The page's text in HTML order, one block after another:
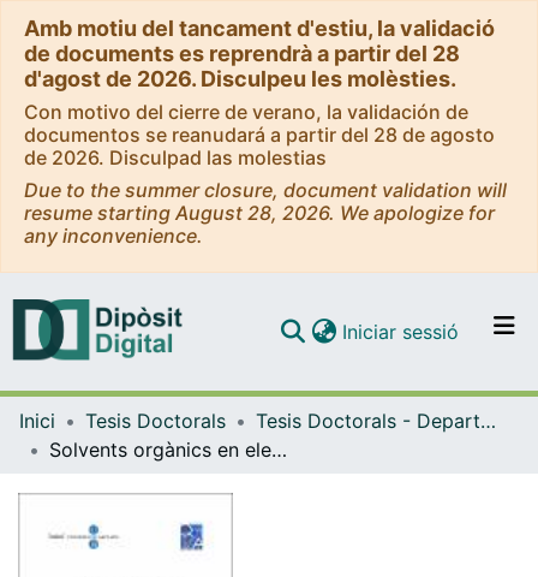
Amb motiu del tancament d'estiu, la validació
de documents es reprendrà a partir del 28
d'agost de 2026. Disculpeu les molèsties.
Con motivo del cierre de verano, la validación de
documentos se reanudará a partir del 28 de agosto
de 2026. Disculpad las molestias
Due to the summer closure, document validation will
resume starting August 28, 2026. We apologize for
any inconvenience.
Navega per tot el DD
Iniciar sessió (current)
Inici Tesis Doctorals
Tesis Doctorals - Departament - Química Analítica
Solvents orgànics en electroforesi capil·lar i cromatografia de líquids